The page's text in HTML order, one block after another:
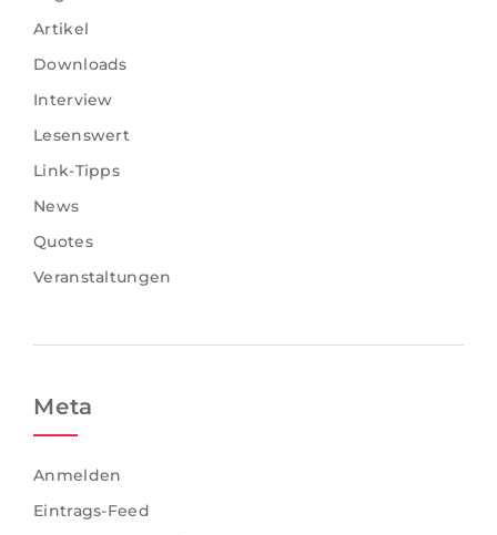
Artikel
Downloads
Interview
Lesenswert
Link-Tipps
News
Quotes
Veranstaltungen
Meta
Anmelden
Eintrags-Feed